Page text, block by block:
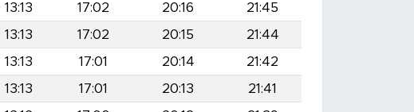
13:13 17:02 20:16
21:45
13:13 17:02 20:15
21:44
13:13 17:01 20:14
21:42
13:13 17:01 20:13
21:41